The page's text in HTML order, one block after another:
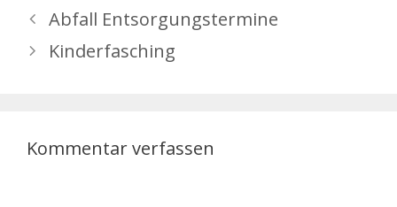
Abfall Entsorgungstermine
Kinderfasching
Kommentar verfassen